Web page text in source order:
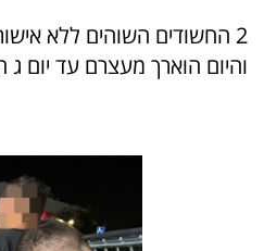
2 החשודים השוהים ללא
והיום הוארך מעצרם עד יום ג